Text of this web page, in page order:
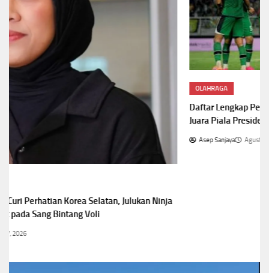
Daftar Lengkap Penghargaan Piala Presiden 2026,Persebaya
Juara Piala Presiden